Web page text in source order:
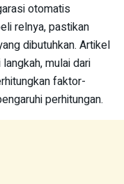
otomatis
relnya, pastikan
dibutuhkan. Artikel
mulai dari
faktor-
perhitungan.